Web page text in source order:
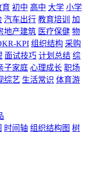
育 初中 高中 大学 小学
汽车出行 教育培训
加
地产建筑 医疗保健 物
KPI 组织结构 采购
面试技巧 计划总结 综
子家庭 心理成长 职场
综艺 生活常识 体育游
时间轴 组织结构图 树